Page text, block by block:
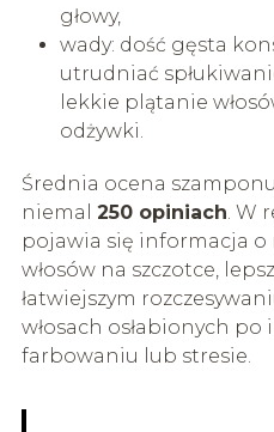
głowy,
wady: dość gęsta
utrudniać
lekkie plątanie
odżywki.
Średnia ocena
niemal 250 opiniach . W
pojawia się informacja o
włosów na szczotce,
łatwiejszym
włosach osłabionych po
farbowaniu lub stresie.